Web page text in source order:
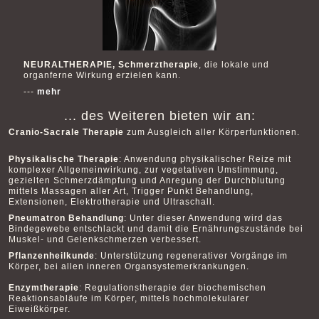
NEURALTHERAPIE,Schmerztherapie, die lokale und
organferne Wirkung erzielen kann.
---mehr
... des Weiteren bieten wir an:
Cranio-Sacrale Therapie zum Ausgleich aller Körperfunktionen.
Physikalische Therapie: Anwendung physikalischer Reize mit
komplexer Allgemeinwirkung, zur vegetativen Umstimmung,
gezielten Schmerzdämpfung und Anregung der Durchblutung
mittels Massagen aller Art, Trigger Punkt Behandlung,
Extensionen, Elektrotherapie und Ultraschall.
Pneumatron Behandlung: Unter dieser Anwendung wird das
Bindegewebe entschlackt und damit die Ernährungszustände bei
Muskel- und Gelenkschmerzen verbessert.
Pflanzenheilkunde: Unterstützung regenerativer Vorgänge im
Körper, bei allen inneren Organsystemerkrankungen.
Enzymtherapie: Regulationstherapie der biochemischen
Reaktionsabläufe im Körper, mittels hochmolekularer
Eiweißkörper.
N
A
K
T